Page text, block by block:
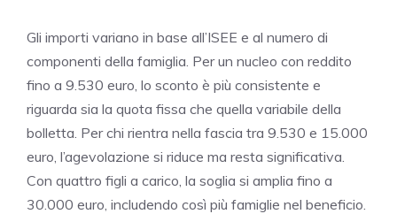
Gli importi variano in base all’ISEE e al numero di
componenti della famiglia. Per un nucleo con reddito
fino a 9.530 euro, lo sconto è più consistente e
riguarda sia la quota fissa che quella variabile della
bolletta. Per chi rientra nella fascia tra 9.530 e 15.000
euro, l’agevolazione si riduce ma resta significativa.
Con quattro figli a carico, la soglia si amplia fino a
30.000 euro, includendo così più famiglie nel beneficio.